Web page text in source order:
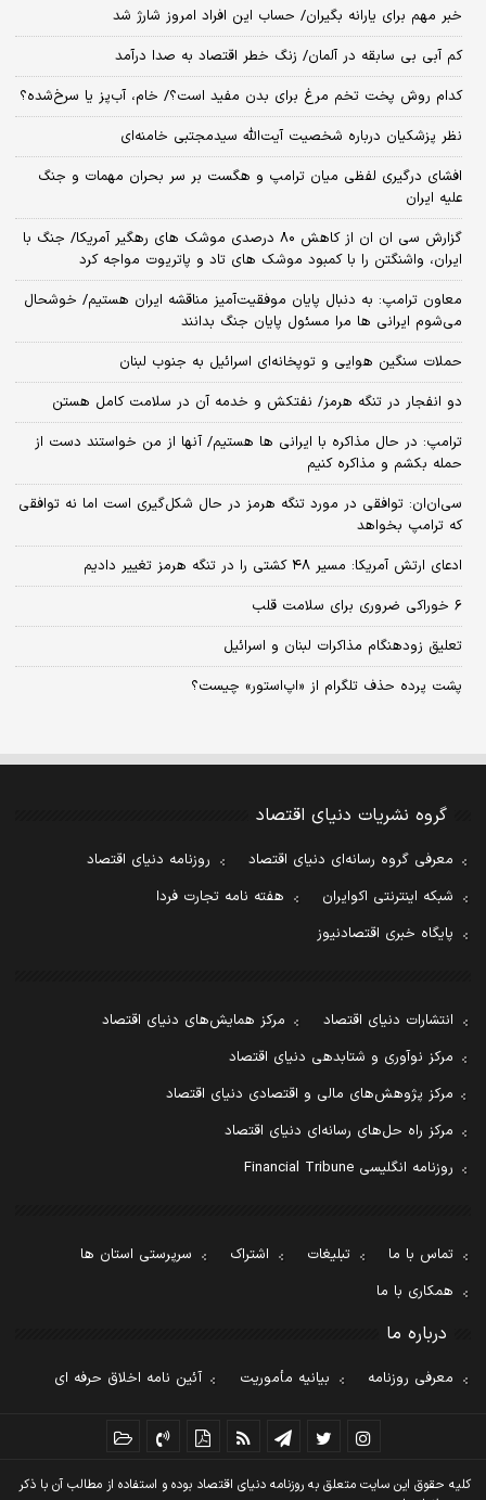
خبر مهم برای یارانه بگیران/ حساب این افراد امروز شارژ شد
کم آبی بی سابقه در آلمان/ زنگ خطر اقتصاد به صدا درآمد
کدام روش پخت تخم مرغ برای بدن مفید است؟/ خام، آب‌پز یا سرخ‌شده؟
نظر پزشکیان درباره شخصیت آیت‌الله سیدمجتبی خامنه‌ای
افشای درگیری لفظی میان ترامپ و هگست بر سر بحران مهمات و جنگ
علیه ایران
گزارش سی ان ان از کاهش ۸۰ درصدی موشک های رهگیر آمریکا/ جنگ با
ایران، واشنگتن را با کمبود موشک های تاد و پاتریوت مواجه کرد
معاون ترامپ: به دنبال پایان موفقیت‌آمیز مناقشه ایران هستیم/ خوشحال
می‌شوم ایرانی ها مرا مسئول پایان جنگ بدانند
حملات سنگین هوایی و توپخانه‌ای اسرائیل به جنوب لبنان
دو انفجار در تنگه هرمز/ نفتکش و خدمه آن در سلامت کامل هستن
ترامپ: در حال مذاکره با ایرانی ها هستیم/ آنها از من خواستند دست از
حمله بکشم و مذاکره کنیم
سی‌ان‌ان: توافقی در مورد تنگه هرمز در حال شکل‌گیری است اما نه توافقی
که ترامپ بخواهد
ادعای ارتش آمریکا: مسیر ۴۸ کشتی را در تنگه هرمز تغییر دادیم
۶ خوراکی ضروری برای سلامت قلب
تعلیق زودهنگام مذاکرات لبنان و اسرائیل
پشت پرده حذف تلگرام از «اپ‌استور» چیست؟
گروه نشریات دنیای اقتصاد
معرفی گروه رسانه‌ای دنیای اقتصاد
روزنامه دنیای اقتصاد
شبکه اینترنتی اکوایران
هفته نامه تجارت فردا
پایگاه خبری اقتصادنیوز
انتشارات دنیای اقتصاد
مرکز همایش‌های دنیای اقتصاد
مرکز نوآوری و شتابدهی دنیای اقتصاد
مرکز پژوهش‌های مالی و اقتصادی دنیای اقتصاد
مرکز راه حل‌های رسانه‌ای دنیای اقتصاد
روزنامه انگلیسی Financial Tribune
تماس با ما تبلیغات اشتراک
سرپرستی استان ها
همکاری با ما
درباره ما
معرفی روزنامه بیانیه مأموریت آئین نامه اخلاق حرفه ای
کليه حقوق اين سايت متعلق به روزنامه دنيای اقتصاد بوده و استفاده از مطالب آن با ذکر